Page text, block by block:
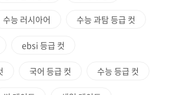
수능 러시아어 수능 과탐 등급 컷
ebsi 등급 컷
국어 등급 컷 수능 등급 컷